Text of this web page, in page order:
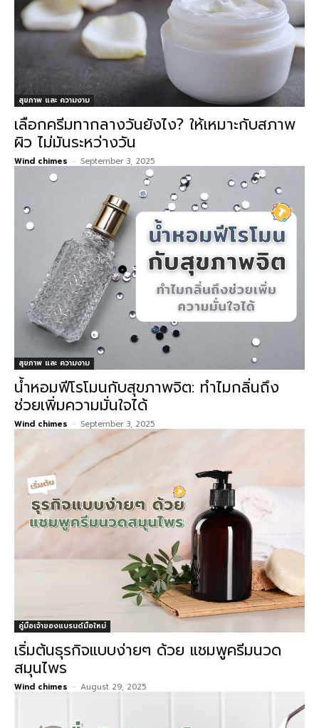
สุขภาพ และ ความงาม
เลือกครีมทากลางวันยังไง? ให้เหมาะกับสภาพ
ผิว ไม่มันระหว่างวัน
Wind chimes - September 3, 2025
สุขภาพ และ ความงาม
น้ำหอมฟีโรโมนกับสุขภาพจิต: ทำไมกลิ่นถึง
ช่วยเพิ่มความมั่นใจได้
Wind chimes - September 3, 2025
คู่มือเจ้าของแบรนด์มือใหม่
เริ่มต้นธุรกิจแบบง่ายๆ ด้วย แชมพูครีมนวด
สมุนไพร
Wind chimes - August 29, 2025